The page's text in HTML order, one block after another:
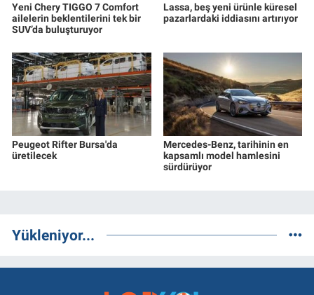
Yeni Chery TIGGO 7 Comfort
ailelerin beklentilerini tek bir
SUV’da buluşturuyor
Lassa, beş yeni ürünle küresel
pazarlardaki iddiasını artırıyor
Peugeot Rifter Bursa'da
üretilecek
Mercedes-Benz, tarihinin en
kapsamlı model hamlesini
sürdürüyor
Yükleniyor...